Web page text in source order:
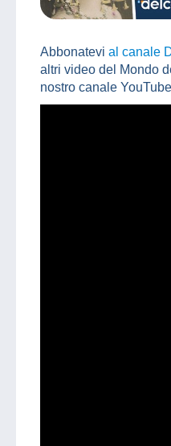
Abbonatevi al canale
altri video del Mondo
nostro canale